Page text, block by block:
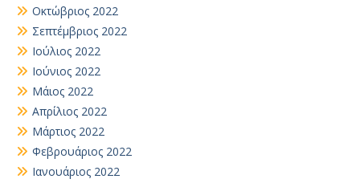
Οκτώβριος 2022
Σεπτέμβριος 2022
Ιούλιος 2022
Ιούνιος 2022
Μάιος 2022
Απρίλιος 2022
Μάρτιος 2022
Φεβρουάριος 2022
Ιανουάριος 2022